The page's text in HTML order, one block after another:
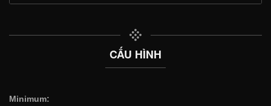
CẤU HÌNH
Minimum: